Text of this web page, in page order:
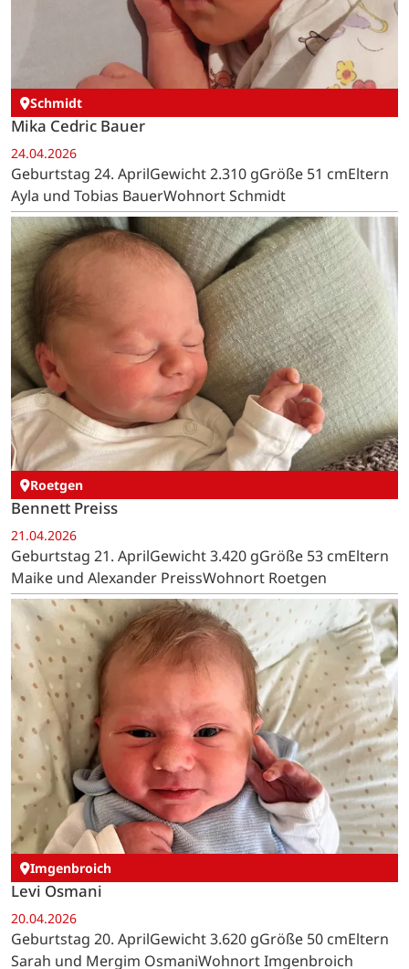
Schmidt
Mika Cedric Bauer
24.04.2026
Geburtstag 24. AprilGewicht 2.310 gGröße 51 cmEltern
Ayla und Tobias BauerWohnort Schmidt
Roetgen
Bennett Preiss
21.04.2026
Geburtstag 21. AprilGewicht 3.420 gGröße 53 cmEltern
Maike und Alexander PreissWohnort Roetgen
Imgenbroich
Levi Osmani
20.04.2026
Geburtstag 20. AprilGewicht 3.620 gGröße 50 cmEltern
Sarah und Mergim OsmaniWohnort Imgenbroich